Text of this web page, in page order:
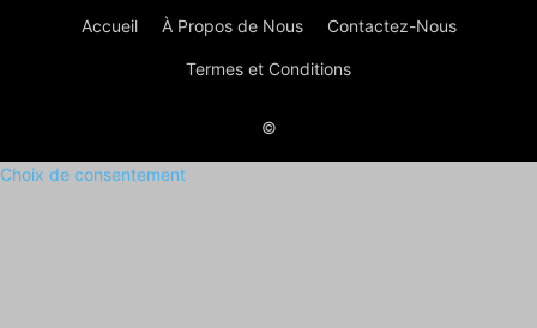
Accueil À Propos de Nous Contactez-Nous
Termes et Conditions
©
Choix de consentement